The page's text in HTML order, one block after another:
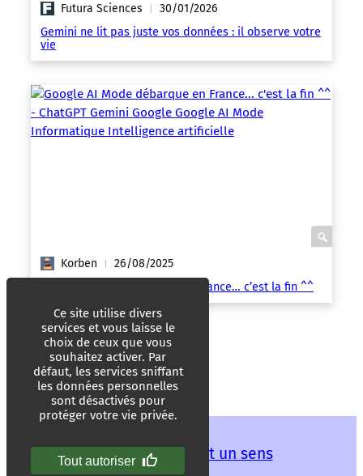
Futura Sciences | 30/01/2026
Gemini ne lit pas juste vos données : il observe votre
vie
Korben | 26/08/2025
Google AI Mode débarque en France… c’est la fin ^^
Les mots ont un sens
Ce site utilise divers
services et vous laisse le
choix de ceux que vous
souhaitez activer. Par
défaut, les services sniffant
les données personnelles
sont désactivés pour
protéger votre vie privée.
Tout autoriser